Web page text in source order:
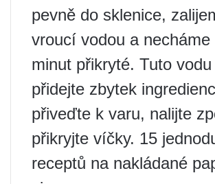
pevně do sklenice,
vroucí vodou a necháme
minut přikryté. Tuto vodu
přidejte zbytek
přiveďte k varu, nalijte
přikryjte víčky. 15
receptů na nakládané